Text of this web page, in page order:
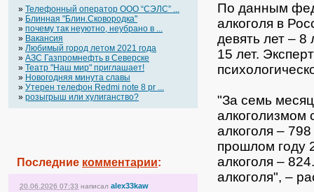
» Телефонный оператор OOO “СЭЛС” ...
» Блинная "Блин.Сковородка"
» почему так неуютно, неубрано в ...
» Вакансия
» Любимый город летом 2021 года
» АЗС Газпромнефть в Северске
» Театр "Наш мир" приглашает!
» Новогодняя минута славы
» Утерен телефон Redmi note 8 pr ...
» розыгрыш или хулиганство?
Последние комментарии:
20.06.2026 07:33 написал alex33kaw
По данным
алкоголя в
девять лет – 8
15 лет.
"За семь
алкоголизмом
алкоголя –
прошлом году
алкоголя –
алкоголя", –